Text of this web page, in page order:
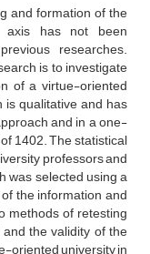
and formation of the
axis has not been
researches.
is to investigate
of a virtue-oriented
qualitative and has
and in a one-
1402. The statistical
professors and
was selected using a
the information and
methods of retesting
the validity of the